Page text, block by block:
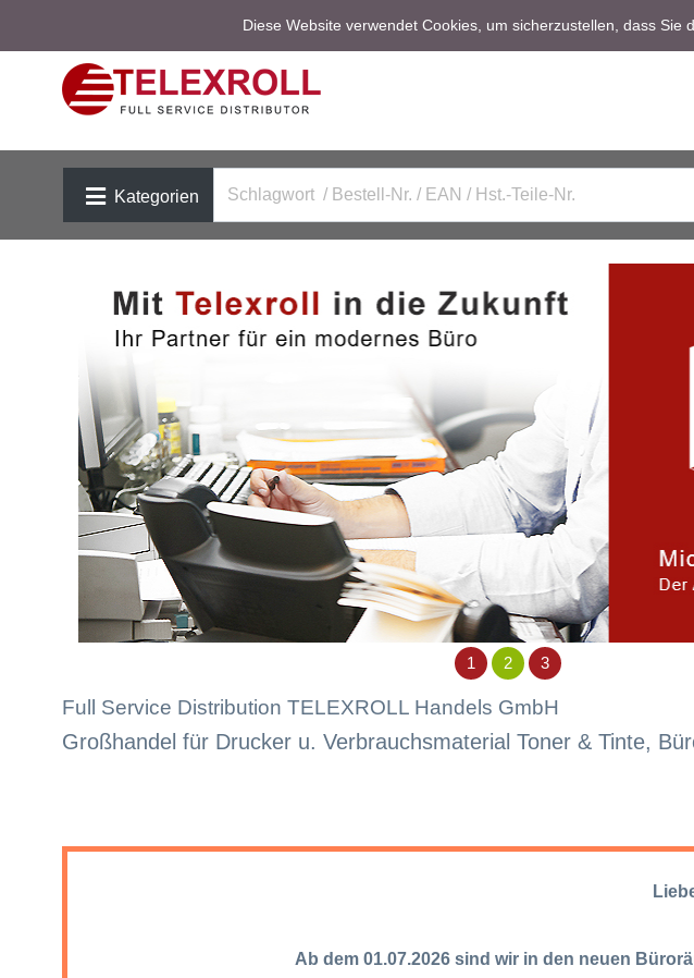
Kategorien
1 2 3
Previous
Full Service Distribution TELEXROLL Handels GmbH
Großhandel für Drucker u. Verbrauchsmaterial Toner & Tinte,
Ab dem 01.07.2026 sind wir in den neuen
Diese Website verwendet Cookies, um sicherzustellen, dass